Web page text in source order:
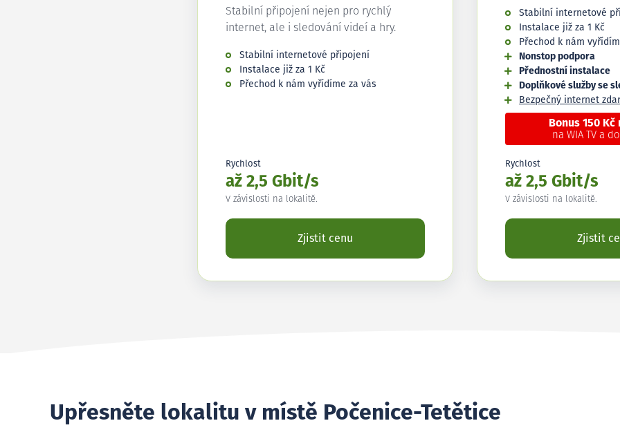
Stabilní připojení nejen pro rychlý
internet, ale i sledování videí a hry.
Stabilní internetové připojení
Instalace již za 1 Kč
Přechod k nám vyřídíme za vás
Rychlost
až 2,5 Gbit/s
V závislosti na lokalitě.
Zjistit cenu
Stabilní internetové
Instalace již za 1 Kč
Přechod k nám
Nonstop podpora
Přednostní instalace
Doplňkové služby se
Bezpečný internet
Bonus 150
na WIA TV a
Rychlost
až 2,5 Gbit/s
V závislosti na lokalitě.
Zjistit
Upřesněte lokalitu v místě Počenice-Tetětice